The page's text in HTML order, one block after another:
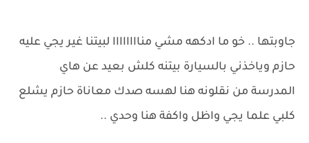
جاوبتها .. خو ما ادكهه مشي مناااااااا لبيتنا غير يجي عليه
حازم وياخذني بالسيارة بيتنه كلش بعيد عن هاي
المدرسة من نقلونه هنا لهسه صدك معاناة حازم يشلع
كلبي علما يجي واظل واكفة هنا وحدي ..